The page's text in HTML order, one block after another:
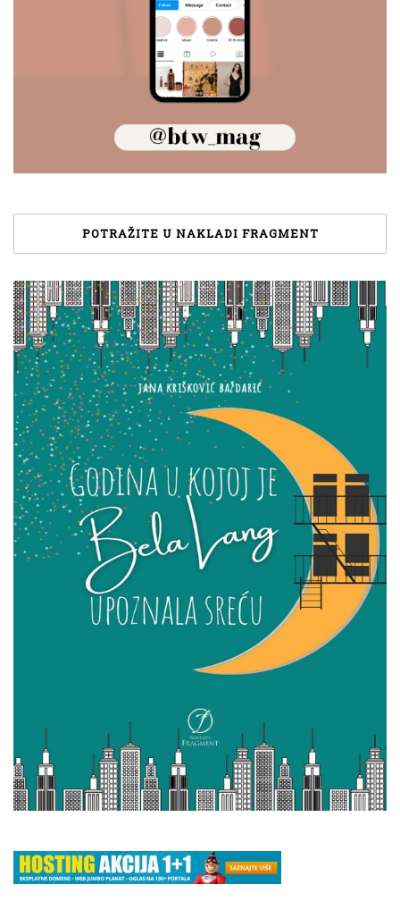
POTRAŽITE U NAKLADI FRAGMENT